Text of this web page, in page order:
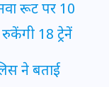
रूट पर 10
18 ट्रेनें
ने बताई